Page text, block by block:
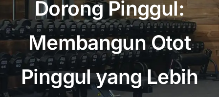
Dorong Pinggul:
Membangun Otot
Pinggul yang Lebih